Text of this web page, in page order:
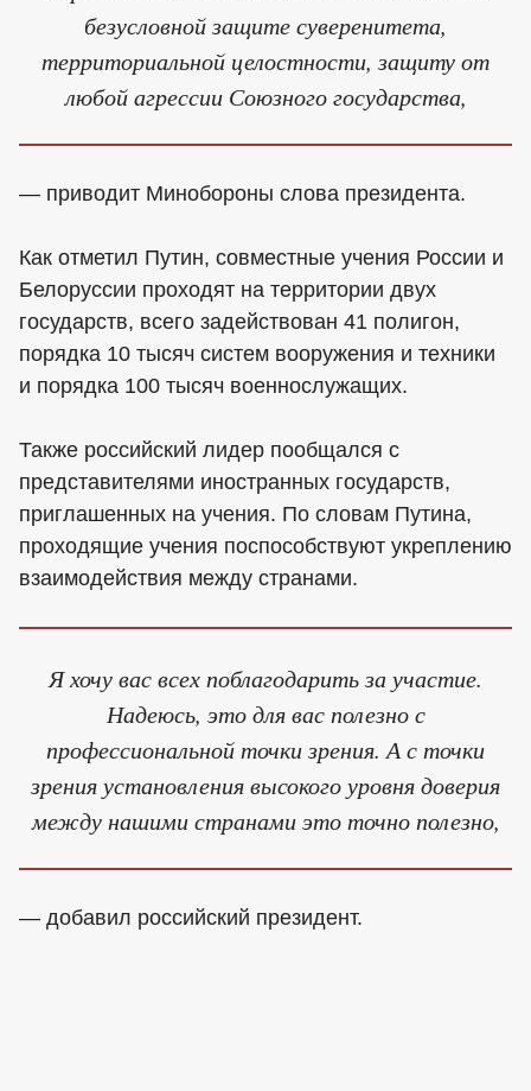
безусловной защите суверенитета,
территориальной целостности, защиту от
любой агрессии Союзного государства,
— приводит Минобороны слова президента.
Как отметил Путин, совместные учения России и
Белоруссии проходят на территории двух
государств, всего задействован 41 полигон,
порядка 10 тысяч систем вооружения и техники
и порядка 100 тысяч военнослужащих.
Также российский лидер пообщался с
представителями иностранных государств,
приглашенных на учения. По словам Путина,
проходящие учения поспособствуют укреплению
взаимодействия между странами.
Я хочу вас всех поблагодарить за участие.
Надеюсь, это для вас полезно с
профессиональной точки зрения. А с точки
зрения установления высокого уровня доверия
между нашими странами это точно полезно,
— добавил российский президент.